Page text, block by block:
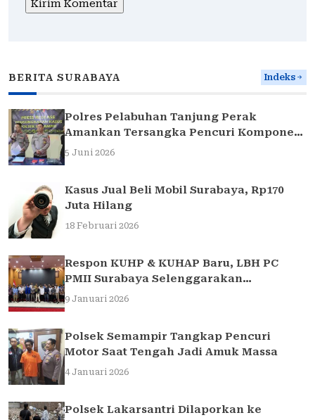
BERITA SURABAYA Indeks
Polres Pelabuhan Tanjung Perak
Amankan Tersangka Pencuri Komponen
Traffic Light di Surabaya
5 Juni 2026
Kasus Jual Beli Mobil Surabaya, Rp170
Juta Hilang
18 Februari 2026
Respon KUHP & KUHAP Baru, LBH PC
PMII Surabaya Selenggarakan
Sarasehan Hukum
9 Januari 2026
Polsek Semampir Tangkap Pencuri
Motor Saat Tengah Jadi Amuk Massa
4 Januari 2026
Polsek Lakarsantri Dilaporkan ke